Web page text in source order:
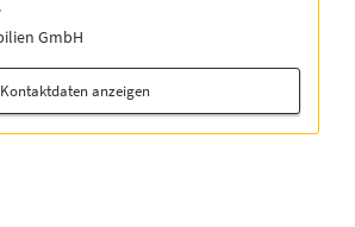
GmbH
Kontaktdaten anzeigen